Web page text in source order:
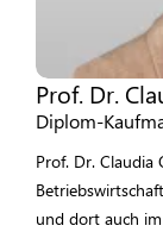
Prof. Dr.
Diplom-
Prof. Dr. Claudia
und dort auch